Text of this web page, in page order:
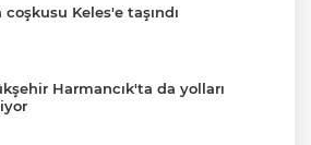
coşkusu Keles'e taşındı
Harmancık'ta da yolları